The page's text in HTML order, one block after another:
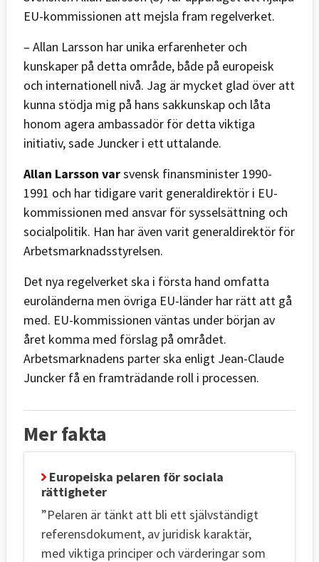
EU-kommissionen att mejsla fram regelverket.
– Allan Larsson har unika erfarenheter och
kunskaper på detta område, både på europeisk
och internationell nivå. Jag är mycket glad över att
kunna stödja mig på hans sakkunskap och låta
honom agera ambassadör för detta viktiga
initiativ, sade Juncker i ett uttalande.
Allan Larsson varsvensk finansminister 1990-
1991 och har tidigare varit generaldirektör i EU-
kommissionen med ansvar för sysselsättning och
socialpolitik. Han har även varit generaldirektör för
Arbetsmarknadsstyrelsen.
Det nya regelverket ska i första hand omfatta
euroländerna men övriga EU-länder har rätt att gå
med. EU-kommissionen väntas under början av
året komma med förslag på området.
Arbetsmarknadens parter ska enligt Jean-Claude
Juncker få en framträdande roll i processen.
Mer fakta
Europeiska pelaren för sociala
rättigheter
”Pelaren är tänkt att bli ett självständigt
referensdokument, av juridisk karaktär,
med viktiga principer och värderingar som